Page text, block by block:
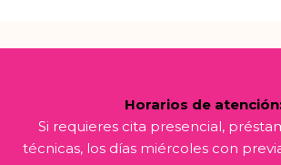
Horarios de
Si requieres cita presencial,
técnicas, los días miércoles con